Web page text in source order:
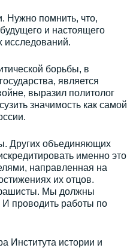
Нужно помнить, что,
и настоящего
исследований.
борьбы, в
является
выразил политолог
значимость как самой
Других объединяющих
именно это
направленная на
их отцов.
Мы должны
И проводить работы по
Института истории и